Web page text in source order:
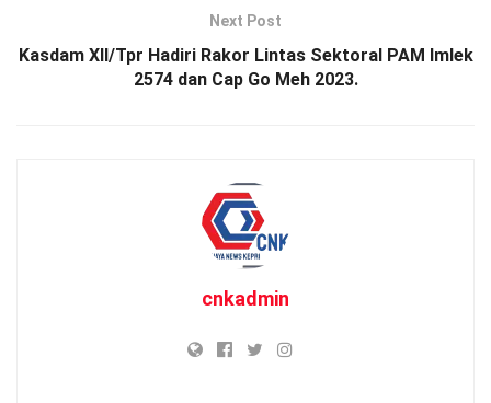
Next Post
Kasdam XII/Tpr Hadiri Rakor Lintas Sektoral PAM Imlek
2574 dan Cap Go Meh 2023.
cnkadmin